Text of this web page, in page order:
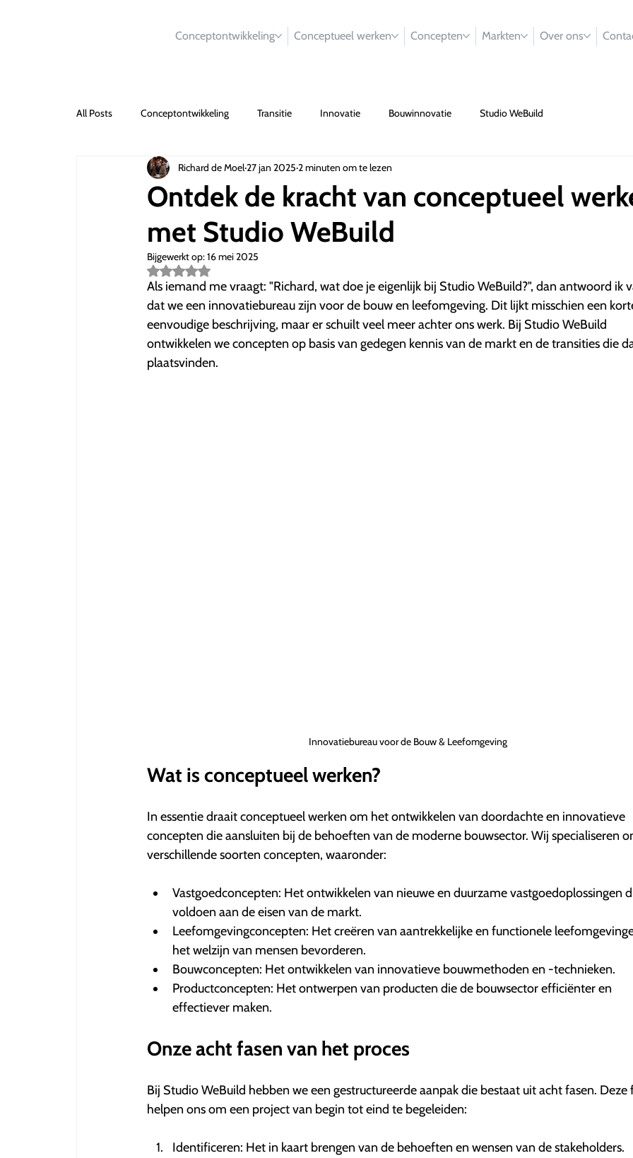
Conceptontwikkeling Conceptueel werken Concepten Markten Over ons
All Posts Conceptontwikkeling Transitie Innovatie Bouwinnovatie Studio WeBuild
Ontdek de kracht van conceptueel
met Studio WeBuild
Richard de Moel27 jan 20252 minuten om te lezen
Bijgewerkt op:16 mei 2025
Beoordeeld
met
NaN
uit
sterren.
Als iemand me vraagt: "Richard, wat doe je eigenlijk bij Studio WeBuild?", dan antwoord ik
dat we een innovatiebureau zijn voor de bouw en leefomgeving. Dit lijkt misschien een
eenvoudige beschrijving, maar er schuilt veel meer achter ons werk. Bij Studio WeBuild
ontwikkelen we concepten op basis van gedegen kennis van de markt en de transities die
plaatsvinden.
Innovatiebureau voor de Bouw & Leefomgeving
Wat is conceptueel werken?
In essentie draait conceptueel werken om het ontwikkelen van doordachte en innovatieve
concepten die aansluiten bij de behoeften van de moderne bouwsector. Wij specialiseren
verschillende soorten concepten, waaronder:
Vastgoedconcepten: Het ontwikkelen van nieuwe en duurzame vastgoedoplossingen
voldoen aan de eisen van de markt.
Leefomgevingconcepten: Het creëren van aantrekkelijke en functionele
het welzijn van mensen bevorderen.
Bouwconcepten: Het ontwikkelen van innovatieve bouwmethoden en -technieken.
Productconcepten: Het ontwerpen van producten die de bouwsector efficiënter en
effectiever maken.
Onze acht fasen van het proces
Bij Studio WeBuild hebben we een gestructureerde aanpak die bestaat uit acht fasen. Deze
helpen ons om een project van begin tot eind te begeleiden:
Identificeren: Het in kaart brengen van de behoeften en wensen van de stakeholders.